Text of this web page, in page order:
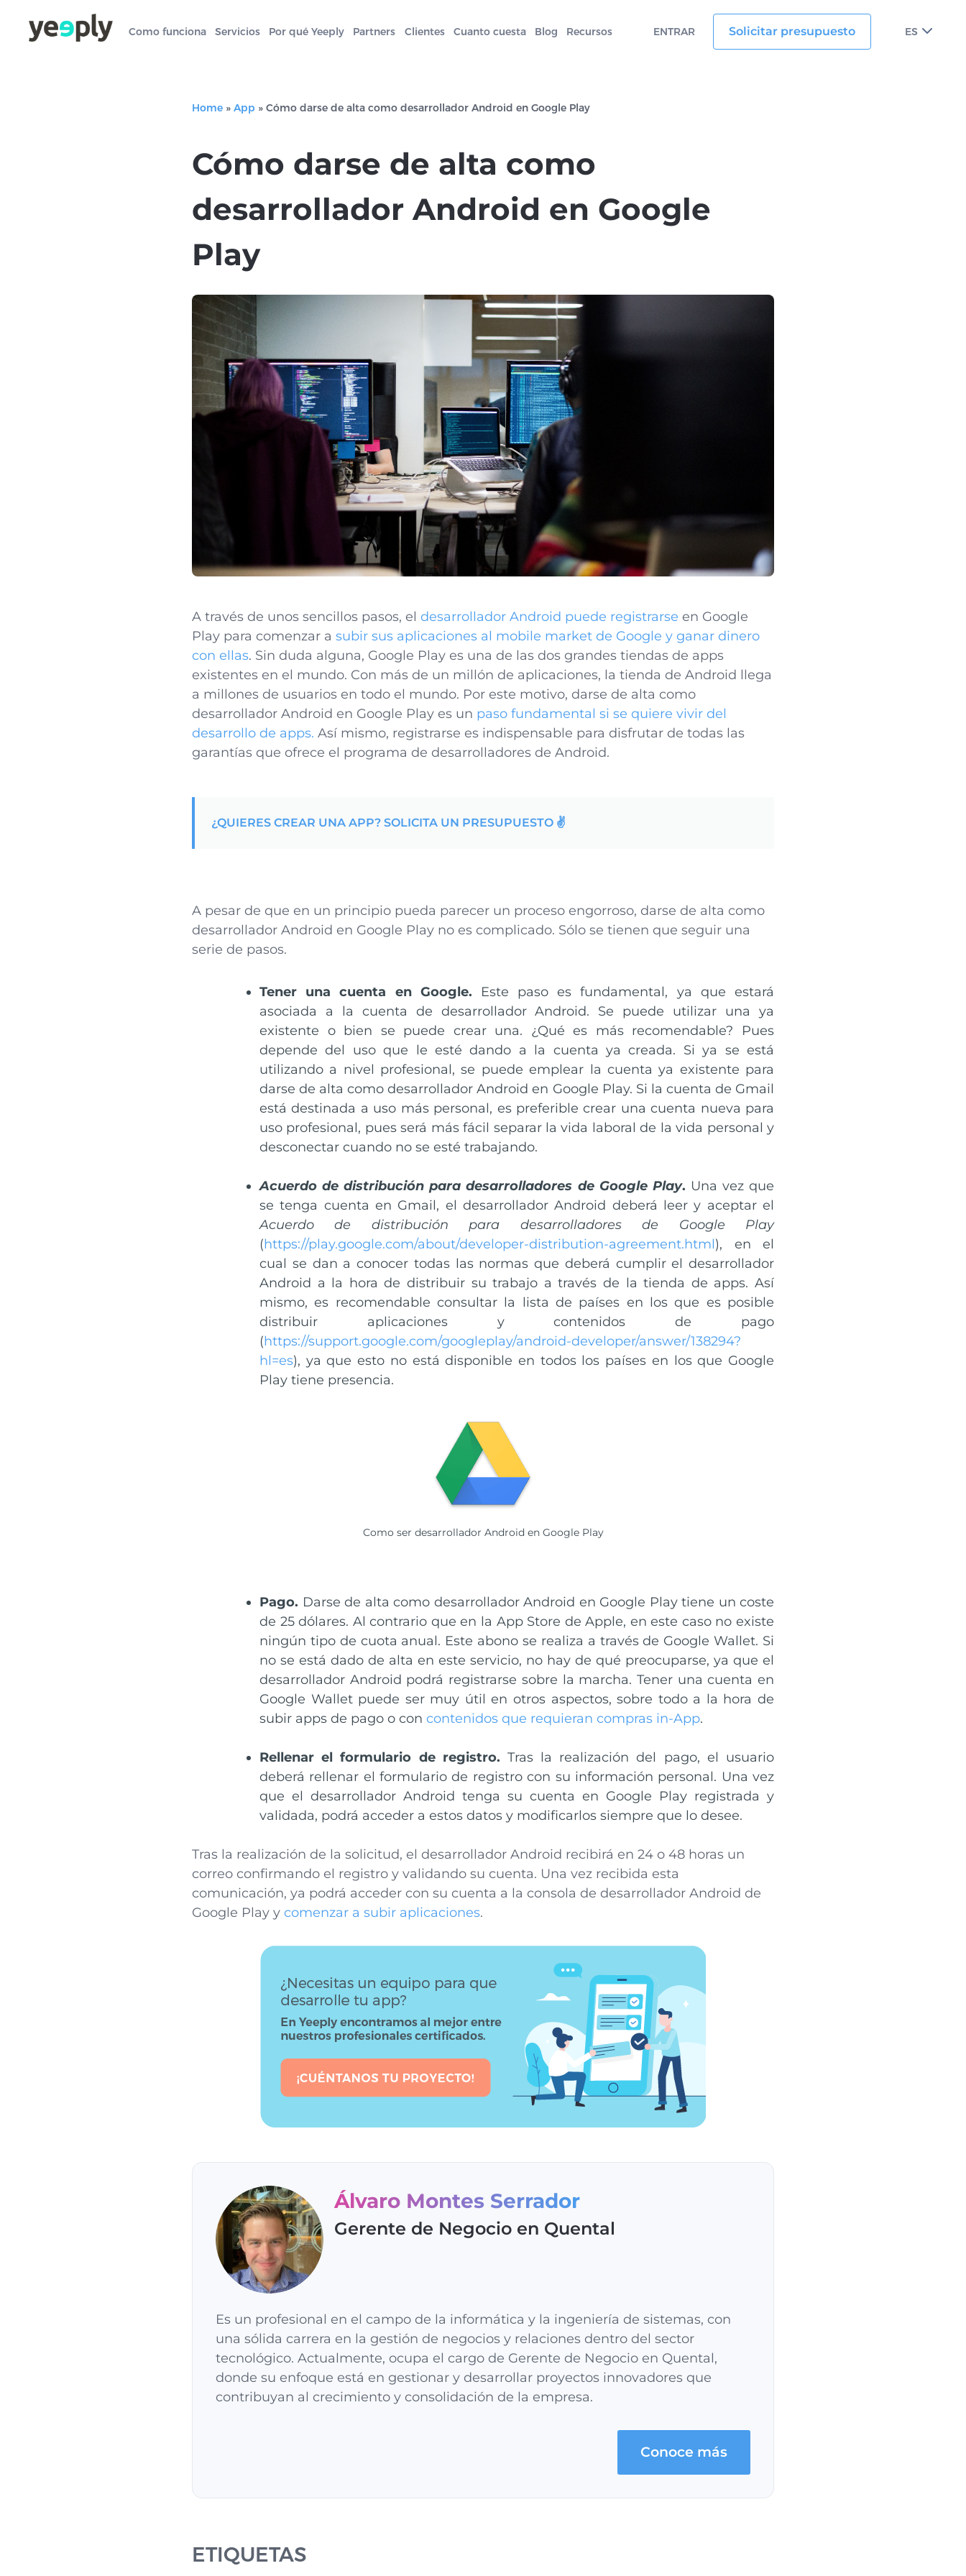
Como funciona Servicios Por qué Yeeply Partners Clientes Cuanto cuesta Blog Recursos ENTRAR Solicitar presupuesto ES
Home » App » Cómo darse de alta como desarrollador Android en Google Play
Cómo darse de alta como
desarrollador Android en Google
Play
A través de unos sencillos pasos, el desarrollador Android puede registrarse en Google
Play para comenzar a subir sus aplicaciones al mobile market de Google y ganar dinero
con ellas. Sin duda alguna, Google Play es una de las dos grandes tiendas de apps
existentes en el mundo. Con más de un millón de aplicaciones, la tienda de Android llega
a millones de usuarios en todo el mundo. Por este motivo, darse de alta como
desarrollador Android en Google Play es un paso fundamental si se quiere vivir del
desarrollo de apps. Así mismo, registrarse es indispensable para disfrutar de todas las
garantías que ofrece el programa de desarrolladores de Android.
¿QUIERES CREAR UNA APP? SOLICITA UN PRESUPUESTO ✌️
A pesar de que en un principio pueda parecer un proceso engorroso, darse de alta como
desarrollador Android en Google Play no es complicado. Sólo se tienen que seguir una
serie de pasos.
Tener una cuenta en Google. Este paso es fundamental, ya que estará
asociada a la cuenta de desarrollador Android. Se puede utilizar una ya
existente o bien se puede crear una. ¿Qué es más recomendable? Pues
depende del uso que le esté dando a la cuenta ya creada. Si ya se está
utilizando a nivel profesional, se puede emplear la cuenta ya existente para
darse de alta como desarrollador Android en Google Play. Si la cuenta de Gmail
está destinada a uso más personal, es preferible crear una cuenta nueva para
uso profesional, pues será más fácil separar la vida laboral de la vida personal y
desconectar cuando no se esté trabajando.
Acuerdo de distribución para desarrolladores de Google Play. Una vez que
se tenga cuenta en Gmail, el desarrollador Android deberá leer y aceptar el
Acuerdo de distribución para desarrolladores de Google Play
(https://play.google.com/about/developer-distribution-agreement.html), en el
cual se dan a conocer todas las normas que deberá cumplir el desarrollador
Android a la hora de distribuir su trabajo a través de la tienda de apps. Así
mismo, es recomendable consultar la lista de países en los que es posible
distribuir aplicaciones y contenidos de pago
(https://support.google.com/googleplay/android-developer/answer/138294?
hl=es), ya que esto no está disponible en todos los países en los que Google
Play tiene presencia.
Como ser desarrollador Android en Google Play
Pago. Darse de alta como desarrollador Android en Google Play tiene un coste
de 25 dólares. Al contrario que en la App Store de Apple, en este caso no existe
ningún tipo de cuota anual. Este abono se realiza a través de Google Wallet. Si
no se está dado de alta en este servicio, no hay de qué preocuparse, ya que el
desarrollador Android podrá registrarse sobre la marcha. Tener una cuenta en
Google Wallet puede ser muy útil en otros aspectos, sobre todo a la hora de
subir apps de pago o con contenidos que requieran compras in-App.
Rellenar el formulario de registro. Tras la realización del pago, el usuario
deberá rellenar el formulario de registro con su información personal. Una vez
que el desarrollador Android tenga su cuenta en Google Play registrada y
validada, podrá acceder a estos datos y modificarlos siempre que lo desee.
Tras la realización de la solicitud, el desarrollador Android recibirá en 24 o 48 horas un
correo confirmando el registro y validando su cuenta. Una vez recibida esta
comunicación, ya podrá acceder con su cuenta a la consola de desarrollador Android de
Google Play y comenzar a subir aplicaciones.
Álvaro Montes Serrador
Gerente de Negocio en Quental
Es un profesional en el campo de la informática y la ingeniería de sistemas, con
una sólida carrera en la gestión de negocios y relaciones dentro del sector
tecnológico. Actualmente, ocupa el cargo de Gerente de Negocio en Quental,
donde su enfoque está en gestionar y desarrollar proyectos innovadores que
contribuyan al crecimiento y consolidación de la empresa.
Conoce más
ETIQUETAS